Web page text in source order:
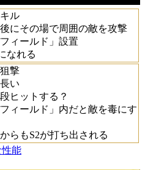
ル
にその場で周囲の敵を攻撃
ィールド」設置
なれる
撃
い
ヒットする？
ィールド」内だと敵を毒にす
らもS2が打ち出される
性能